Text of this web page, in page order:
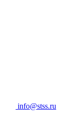
info@stss.ru